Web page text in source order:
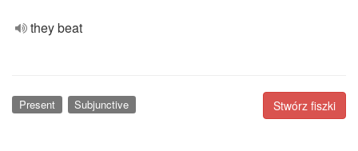
they beat
Stwórz fiszki
Present Subjunctive